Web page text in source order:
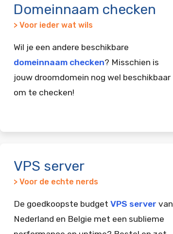
Domeinnaam checken
> Voor ieder wat wils
Wil je een andere beschikbare
domeinnaam checken? Misschien is
jouw droomdomein nog wel beschikbaar
om te checken!
VPS server
> Voor de echte nerds
De goedkoopste budget VPS server van
Nederland en Belgie met een sublieme